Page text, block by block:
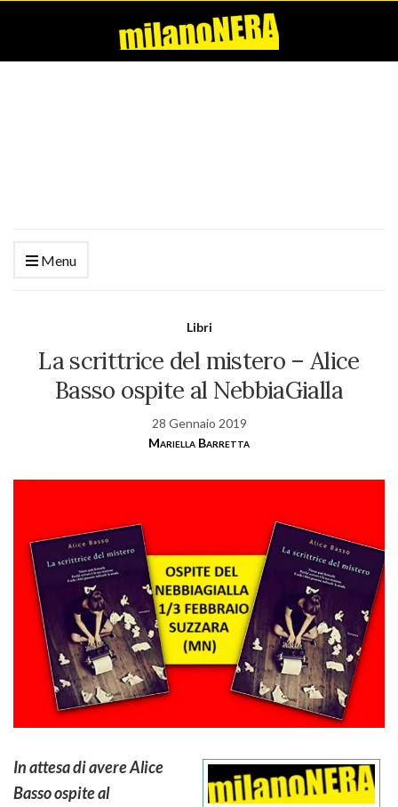
Menu
Libri
La scrittrice del mistero – Alice
Basso ospite al NebbiaGialla
28 Gennaio 2019
Mariella Barretta
In attesa di avere Alice
Basso ospite al